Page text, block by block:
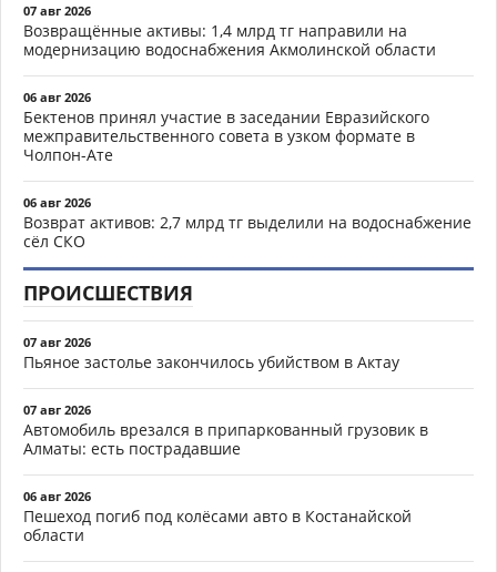
07 авг 2026
Возвращённые активы: 1,4 млрд тг направили на
модернизацию водоснабжения Акмолинской области
06 авг 2026
Бектенов принял участие в заседании Евразийского
межправительственного совета в узком формате в
Чолпон-Ате
06 авг 2026
Возврат активов: 2,7 млрд тг выделили на водоснабжение
сёл СКО
ПРОИСШЕСТВИЯ
07 авг 2026
Пьяное застолье закончилось убийством в Актау
07 авг 2026
Автомобиль врезался в припаркованный грузовик в
Алматы: есть пострадавшие
06 авг 2026
Пешеход погиб под колёсами авто в Костанайской
области